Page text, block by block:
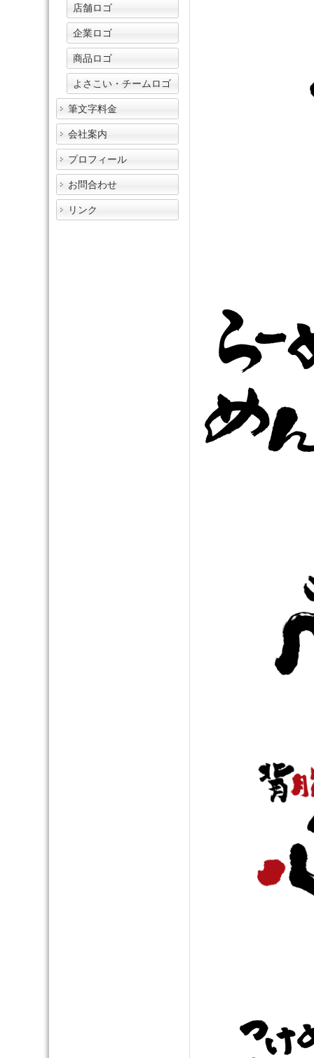
店舗ロゴ
企業ロゴ
商品ロゴ
よさこい・チームロゴ
筆文字料金
会社案内
プロフィール
お問合わせ
リンク